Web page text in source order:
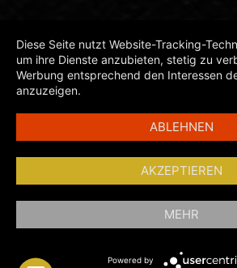
Diese Seite nutzt Website-Tracking-
um ihre Dienste anzubieten, stetig zu
Werbung entsprechend den Interessen
anzuzeigen.
ABLEHNEN
AKZEPTIEREN
MEHR
Powered by